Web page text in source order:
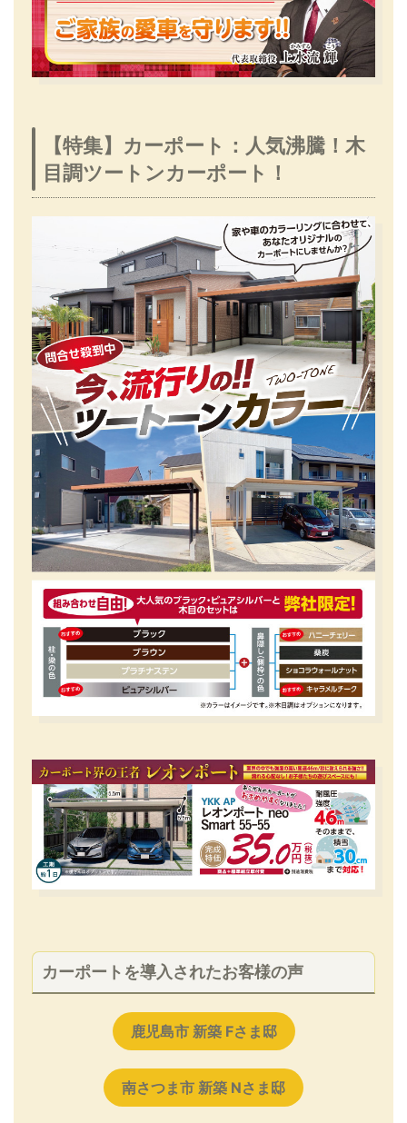
【特集】カーポート：人気沸騰！木
目調ツートンカーポート！
カーポートを導入されたお客様の声
鹿児島市 新築 Fさま邸
南さつま市 新築 Nさま邸